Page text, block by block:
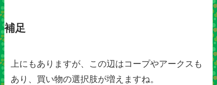
補足
上にもありますが、この辺はコープやアークスも
あり、買い物の選択肢が増えますね。